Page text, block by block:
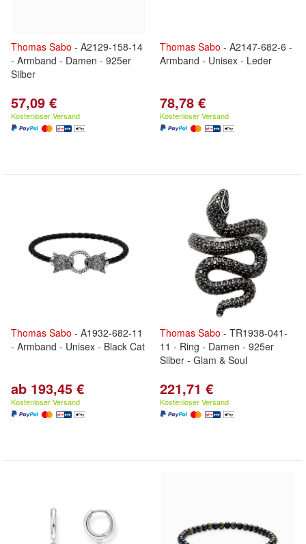
Thomas Sabo - A2129-158-14
- Armband - Damen - 925er
Silber
57,09 €
Kostenloser Versand
Thomas Sabo - A2147-682-6 -
Armband - Unisex - Leder
78,78 €
Kostenloser Versand
Thomas Sabo - A1932-682-11
- Armband - Unisex - Black Cat
ab 193,45 €
Kostenloser Versand
Thomas Sabo - TR1938-041-
11 - Ring - Damen - 925er
Silber - Glam & Soul
221,71 €
Kostenloser Versand